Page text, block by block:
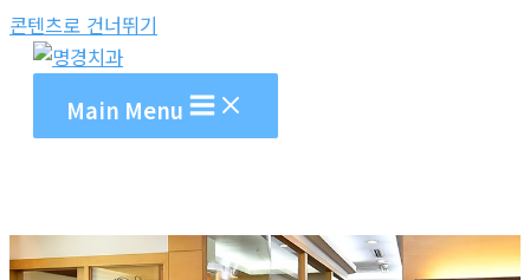
콘텐츠로 건너뛰기
Main Menu